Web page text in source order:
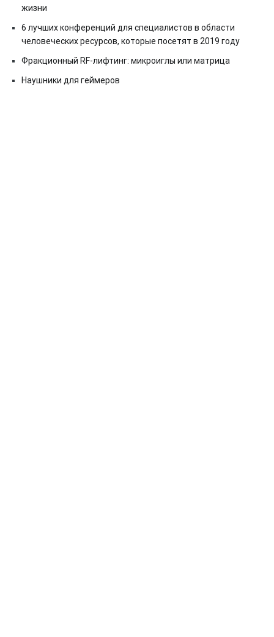
жизни
6 лучших конференций для специалистов в области
человеческих ресурсов, которые посетят в 2019 году
Фракционный RF-лифтинг: микроиглы или матрица
Наушники для геймеров